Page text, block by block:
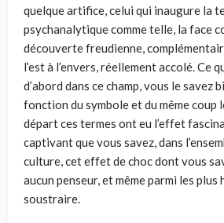
quelque artifice, celui qui inaugure la
psychanalytique comme telle, la face
découverte freudienne,
l’est à l’envers, réellement accolé. Ce
d’abord dans ce champ, vous le savez
fonction du symbole et du même coup
départ ces termes ont eu l’effet
captivant que vous savez, dans
culture, cet effet de choc dont vous
aucun penseur, et même parmi les plus
soustraire.